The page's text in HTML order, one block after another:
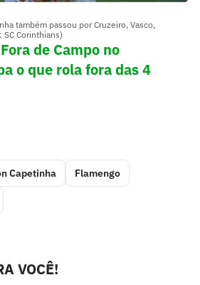
também passou por Cruzeiro, Vasco,
SC Corinthians)
de Campo no
o que rola fora das 4
Capetinha Flamengo
VOCÊ!